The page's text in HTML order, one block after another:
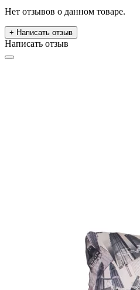
Нет отзывов о данном товаре.
+ Написать отзыв
Написать отзыв